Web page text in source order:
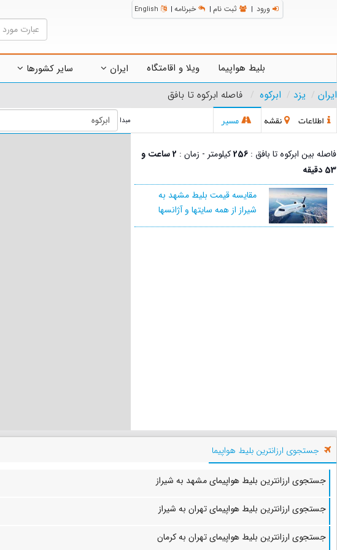
ورود | ثبت نام | خبرنامه |
English
بلیط هواپیما ویلا و اقامتگاه ایران سایر کشورها
ایران
یزد ابرکوه فاصله ابرکوه تا بافق
اطلاعات نقشه مسیر مبدا
فاصله بین ابرکوه تا بافق : 256کیلومتر - زمان : 2 ساعت و
53 دقیقه
مقایسه قیمت بلیط مشهد به
شیراز از همه سایتها و آژانسها
جستجوی ارزانترین بلیط هواپیما
جستجوی ارزانترین بلیط هواپیمای مشهد به شیراز
جستجوی ارزانترین بلیط هواپیمای تهران به شیراز
جستجوی ارزانترین بلیط هواپیمای تهران به کرمان